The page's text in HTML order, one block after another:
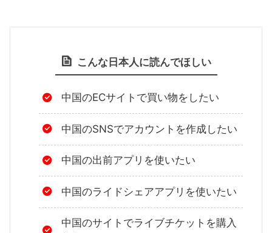
こんな日本人に読んでほしい
中国のECサイトで買い物をしたい
中国のSNSでアカウントを作成したい
中国の出前アプリを使いたい
中国のライドシェアアプリを使いたい
中国のサイトでライブチケットを購入